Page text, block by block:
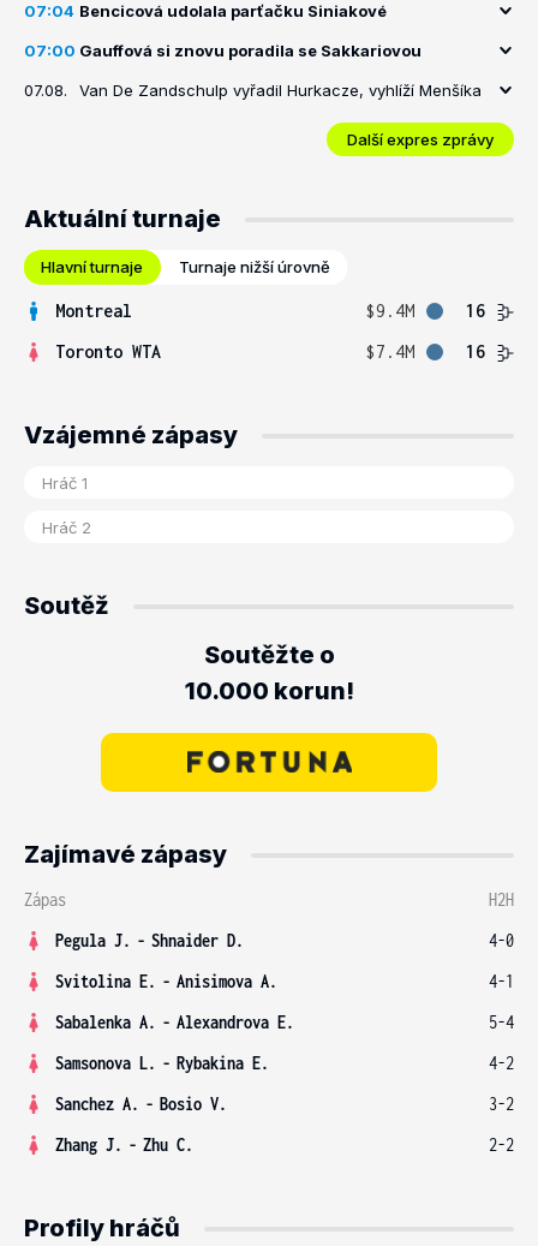
07:04 Bencicová udolala parťačku Siniakové
07:00 Gauffová si znovu poradila se Sakkariovou
07.08. Van De Zandschulp vyřadil Hurkacze, vyhlíží Menšíka
Další expres zprávy
Aktuální turnaje
Hlavní turnaje Turnaje nižší úrovně
Montreal $9.4M
16
Toronto WTA
$7.4M 16
Vzájemné zápasy
Soutěž
Soutěžte o
10.000 korun!
Zajímavé zápasy
Zápas
H2H
Pegula J. - Shnaider D.
4-0
Svitolina E. - Anisimova A.
4-1
Sabalenka A. - Alexandrova E.
5-4
Samsonova L. - Rybakina E.
4-2
Sanchez A. - Bosio V.
3-2
Zhang J. - Zhu C. 2-2
Profily hráčů